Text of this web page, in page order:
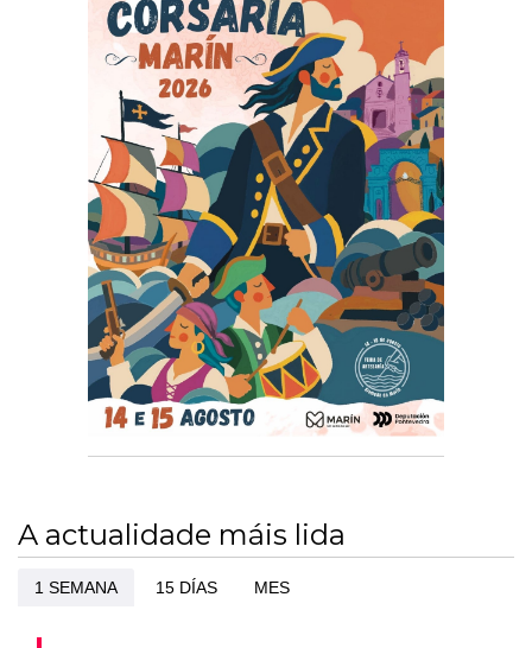
A actualidade máis lida
1 SEMANA 15 DÍAS MES